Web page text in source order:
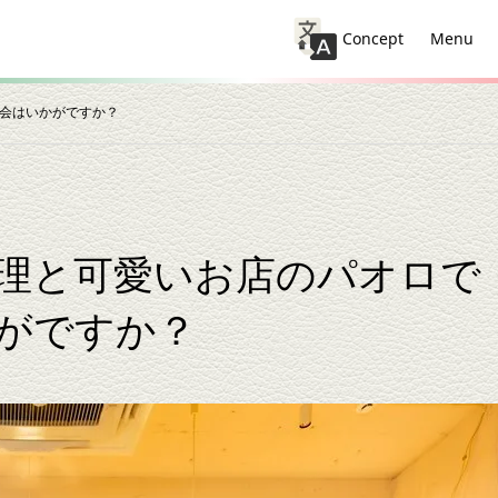
Concept Menu
はいかがですか？
と可愛いお店のパオロで
ですか？